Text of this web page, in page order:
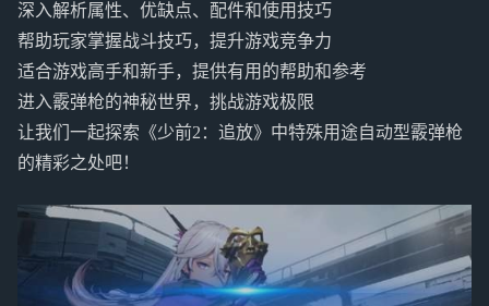
深入解析属性、优缺点、配件和使用技巧
帮助玩家掌握战斗技巧，提升游戏竞争力
适合游戏高手和新手，提供有用的帮助和参考
进入霰弹枪的神秘世界，挑战游戏极限
让我们一起探索《少前2：追放》中特殊用途自动型霰弹枪
的精彩之处吧！